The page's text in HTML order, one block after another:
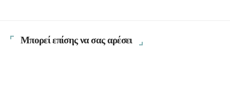
Μπορεί επίσης να σας αρέσει